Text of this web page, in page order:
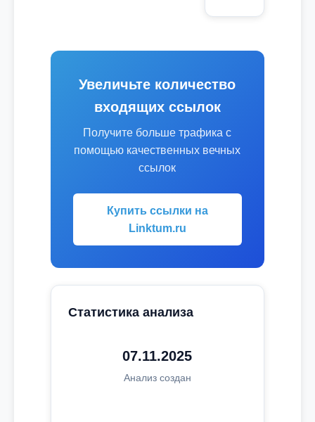
Увеличьте количество
входящих ссылок
Получите больше трафика с
помощью качественных вечных
ссылок
Купить ссылки на
Linktum.ru
Статистика анализа
07.11.2025
Анализ создан